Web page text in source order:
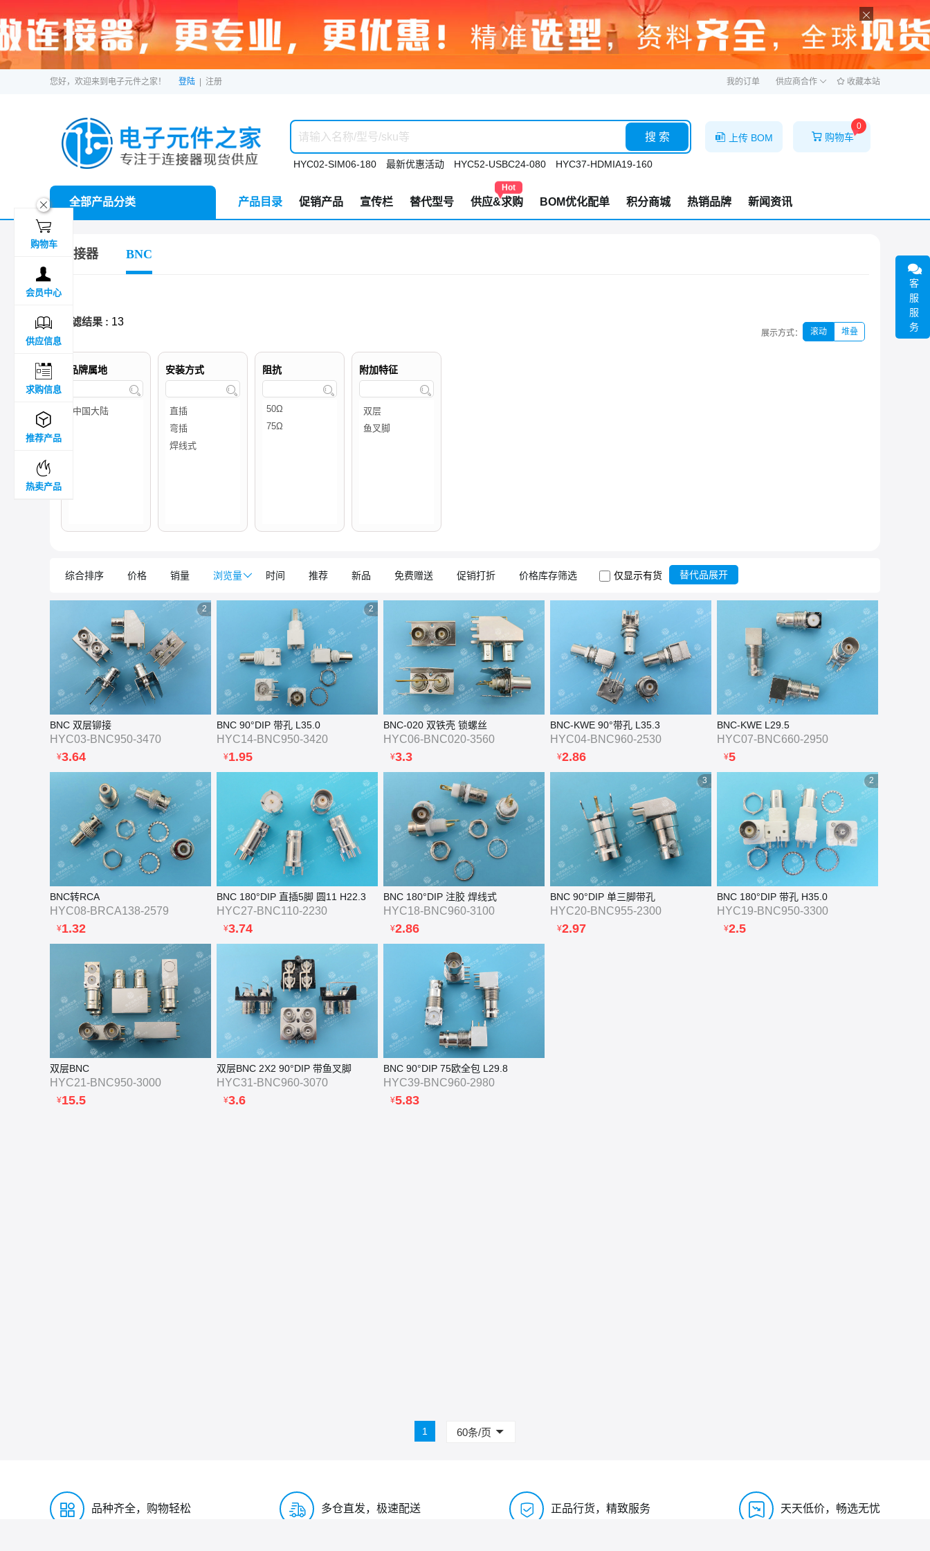
ဆ
您好，欢迎来到电子元件之家！ 登陆 注册 我的订单 供应商合作 收藏本站
HYC02-SIM06-180 最新优惠活动 HYC52-USBC24-080 HYC37-HDMIA19-160
搜 索 上传 BOM
0
购物车
全部产品分类 产品目录 促销产品 宣传栏 替代型号
Hot
供应&求购 BOM优化配单 积分商城 热销品牌 新闻资讯
连接器 BNC
过滤结果 : 13
展示方式： 滚动 堆叠
品牌属地

安装方式

阻抗

附加特征

综合排序 价格 销量 浏览量 时间 推荐 新品 免费赠送 促销打折 价格库存筛选 仅显示有货 替代品展开
共13 条 列表
图片

2
BNC 双层铆接
HYC03-BNC950-3470
¥3.64
2
BNC 90°DIP 带孔 L35.0
HYC14-BNC950-3420
¥1.95
BNC-020 双铁壳 锁螺丝
HYC06-BNC020-3560
¥3.3
BNC-KWE 90°带孔 L35.3
HYC04-BNC960-2530
¥2.86
BNC-KWE L29.5
HYC07-BNC660-2950
¥5
BNC转RCA
HYC08-BRCA138-2579
¥1.32
BNC 180°DIP 直插5脚 圆11 H22.3
HYC27-BNC110-2230
¥3.74
BNC 180°DIP 注胶 焊线式
HYC18-BNC960-3100
¥2.86
3
BNC 90°DIP 单三脚带孔
HYC20-BNC955-2300
¥2.97
2
BNC 180°DIP 带孔 H35.0
HYC19-BNC950-3300
¥2.5
双层BNC
HYC21-BNC950-3000
¥15.5
双层BNC 2X2 90°DIP 带鱼叉脚
HYC31-BNC960-3070
¥3.6
BNC 90°DIP 75欧全包 L29.8
HYC39-BNC960-2980
¥5.83
1 60条/页 
ဆ

购物车

会员中心

供应信息

求购信息

推荐产品

热卖产品
客
服
服
务
品种齐全，购物轻松 多仓直发，极速配送 正品行货，精致服务 天天低价，畅选无忧